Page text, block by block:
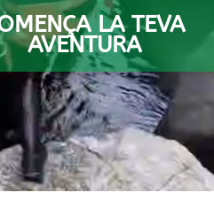
LA TEVA
AVENTURA